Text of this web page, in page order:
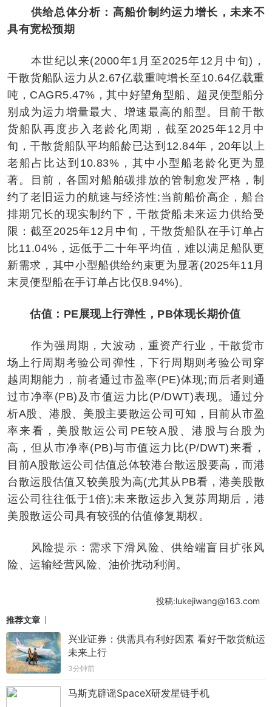
供给总体分析：高船价制约运力增长，未来不
具有宽松预期
本世纪以来(2000年1月至2025年12月中旬)，
干散货船队运力从2.67亿载重吨增长至10.64亿载重
吨，CAGR5.47%，其中好望角型船、超灵便型船分
别成为运力增量最大、增速最高的船型。目前干散
货船队再度步入老龄化周期，截至2025年12月中
旬，干散货船队平均船龄已达到12.84年，20年以上
老船占比达到10.83%，其中小型船老龄化更为显
著。目前，各国对船舶碳排放的管制愈发严格，制
约了老旧运力的航速与经济性;当前船价高企，船台
排期冗长的现实制约下，干散货船未来运力供给受
限：截至2025年12月中旬，干散货船队在手订单占
比11.04%，远低于二十年平均值，难以满足船队更
新需求，其中小型船供给约束更为显著(2025年11月
末灵便型船在手订单占比仅8.94%)。
估值：PE展现上行弹性，PB体现长期价值
作为强周期，大波动，重资产行业，干散货市
场上行周期考验公司弹性，下行周期则考验公司穿
越周期能力，前者通过市盈率(PE)体现;而后者则通
过市净率(PB)及市值运力比(P/DWT)表现。通过分
析A股、港股、美股主要散运公司可知，目前从市盈
率来看，美股散运公司PE较A股、港股与台股为
高，但从市净率(PB)与市值运力比(P/DWT)来看，
目前A股散运公司估值总体较港台散运股要高，而港
台散运股估值又较美股为高(尤其从PB看，港美股散
运公司往往低于1倍);未来散运步入复苏周期后，港
美股散运公司具有较强的估值修复期权。
风险提示：需求下滑风险、供给端盲目扩张风
险、运输经营风险、油价扰动利润。
投稿:lukejiwang@163.com
推荐文章
兴业证券：供需具有利好因素 看好干散货航运
未来上行
3分钟前
马斯克辟谣SpaceX研发星链手机